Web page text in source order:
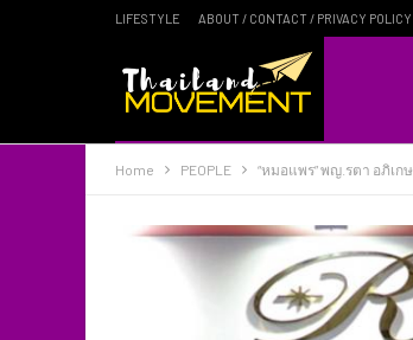
LIFESTYLE ABOUT / CONTACT / PRIVACY POLICY
Home PEOPLE “หมอแพร” พญ.รตา อภิเ